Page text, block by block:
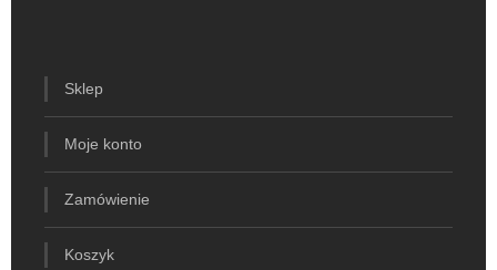
Sklep
Moje konto
Zamówienie
Koszyk